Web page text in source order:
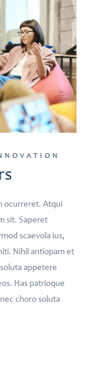
ocurreret. Atqui
sit. Saperet
scaevola ius,
Nihil antiopam et
appetere
Has patrioque
choro soluta